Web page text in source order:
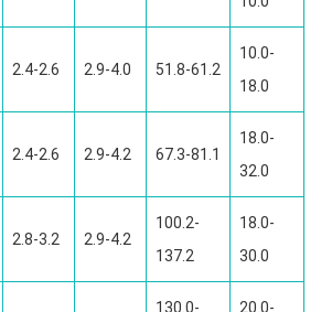
2.4-2.6 2.9-4.0 51.8-61.2
10.0-
18.0
2.4-2.6 2.9-4.2 67.3-81.1
18.0-
32.0
2.8-3.2 2.9-4.2
100.2-
137.2
18.0-
30.0
130.0-
20.0-